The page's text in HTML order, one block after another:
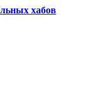
хабов